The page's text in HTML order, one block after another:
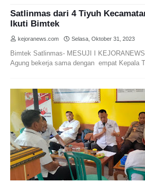
Satlinmas dari 4 Tiyuh
Ikuti Bimtek
kejoranews.com Selasa, Oktober 31, 2023
Bimtek Satlinmas- MESUJI I
Agung bekerja sama dengan empat Kepala